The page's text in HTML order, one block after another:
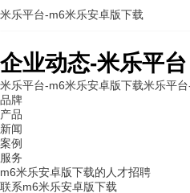
企业动态-米乐平台
米乐平台-m6米乐安卓版下载米乐平
品牌
产品
新闻
案例
服务
m6米乐安卓版下载的人才招聘
联系m6米乐安卓版下载
米乐平台-m6米乐安卓版下载